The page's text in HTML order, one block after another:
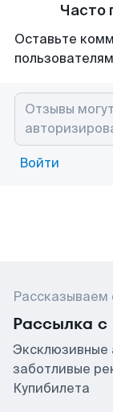
Часто
Оставьте
Войти
Рассказываем
Рассылка
Эксклюзивные
заботливые
Купибилета